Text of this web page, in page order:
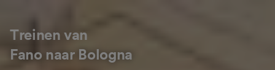
Treinen van
Fano naar Bologna